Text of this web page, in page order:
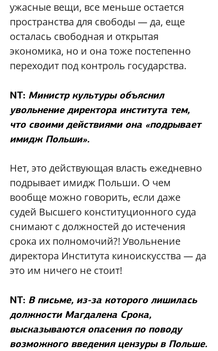
ужасные вещи, все меньше остается
пространства для свободы — да, еще
осталась свободная и открытая
экономика, но и она тоже постепенно
переходит под контроль государства.
NT: Министр культуры объяснил
увольнение директора института тем,
что своими действиями она «подрывает
имидж Польши».
Нет, это действующая власть ежедневно
подрывает имидж Польши. О чем
вообще можно говорить, если даже
судей Высшего конституционного суда
снимают с должностей до истечения
срока их полномочий?! Увольнение
директора Института киноискусства — да
это им ничего не стоит!
NT: В письме, из-за которого лишилась
должности Магдалена Срока,
высказываются опасения по поводу
возможного введения цензуры в Польше.